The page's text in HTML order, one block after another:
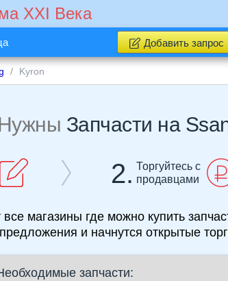
XXI Века
Добавить запрос
Kyron
Запчасти на
2. Торгуйтесь с
продавцами
магазины где можно купить
предложения и начнутся открытые
запчасти: